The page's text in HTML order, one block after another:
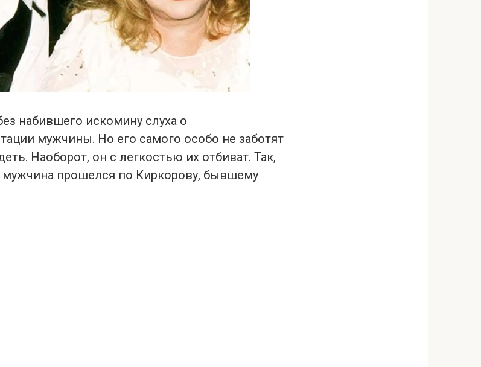
набившего искомину слуха о
мужчины. Но его самого особо не заботят
Наоборот, он с легкостью их отбиват. Так,
мужчина прошелся по Киркорову, бывшему